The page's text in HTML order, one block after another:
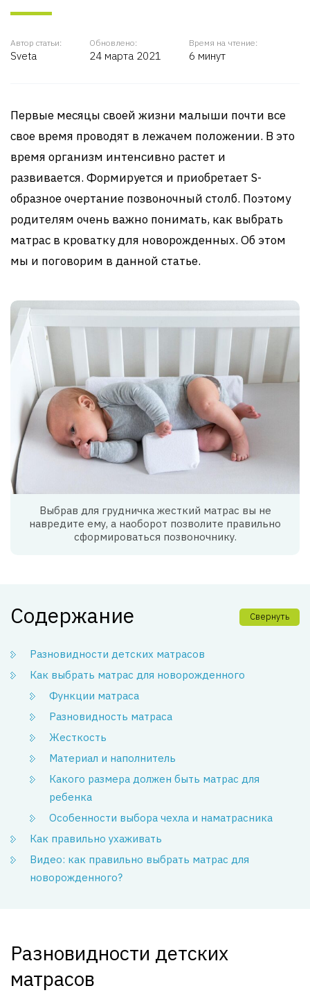
Автор статьи:
Sveta
Обновлено:
24 марта 2021
Время на чтение:
6 минут
Первые месяцы своей жизни малыши почти все
свое время проводят в лежачем положении. В это
время организм интенсивно растет и
развивается. Формируется и приобретает S-
образное очертание позвоночный столб. Поэтому
родителям очень важно понимать, как выбрать
матрас в кроватку для новорожденных. Об этом
мы и поговорим в данной статье.
Выбрав для грудничка жесткий матрас вы не
навредите ему, а наоборот позволите правильно
сформироваться позвоночнику.
Содержание Свернуть
Разновидности детских матрасов
Как выбрать матрас для новорожденного
Функции матраса
Разновидность матраса
Жесткость
Материал и наполнитель
Какого размера должен быть матрас для
ребенка
Особенности выбора чехла и наматрасника
Как правильно ухаживать
Видео: как правильно выбрать матрас для
новорожденного?
Разновидности детских
матрасов